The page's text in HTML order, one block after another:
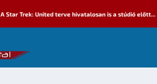
A Star Trek: United terve hivatalosan is a stúdió előtt...